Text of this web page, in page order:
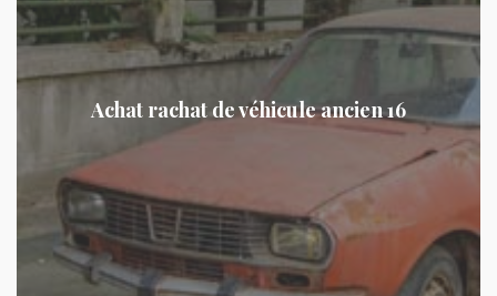
Achat rachat de véhicule ancien 16